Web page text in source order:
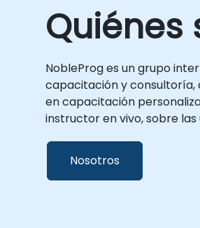
Quiénes
NobleProg es un grupo
capacitación y consultoría,
en capacitación
instructor en vivo, sobre
Nosotros